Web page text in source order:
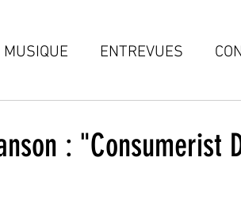
ENTREVUES
: "Consumerist